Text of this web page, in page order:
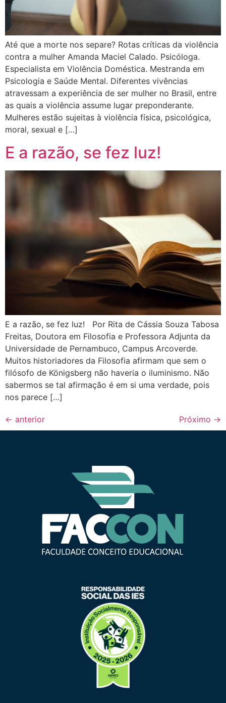
Até que a morte nos separe? Rotas críticas da violência
contra a mulher Amanda Maciel Calado. Psicóloga.
Especialista em Violência Doméstica. Mestranda em
Psicologia e Saúde Mental. Diferentes vivências
atravessam a experiência de ser mulher no Brasil, entre
as quais a violência assume lugar preponderante.
Mulheres estão sujeitas à violência física, psicológica,
moral, sexual e […]
E a razão, se fez luz!
E a razão, se fez luz! Por Rita de Cássia Souza Tabosa
Freitas, Doutora em Filosofia e Professora Adjunta da
Universidade de Pernambuco, Campus Arcoverde.
Muitos historiadores da Filosofia afirmam que sem o
filósofo de Königsberg não haveria o iluminismo. Não
sabermos se tal afirmação é em si uma verdade, pois
nos parece […]
← anterior Próximo →